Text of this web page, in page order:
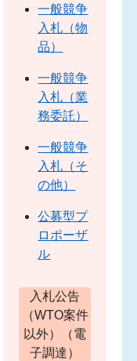
一般競争
入札（物
品）
一般競争
入札（業
務委託）
一般競争
入札（そ
の他）
公募型プ
ロポーザ
ル
入札公告
（WTO案件
以外）（電
子調達）